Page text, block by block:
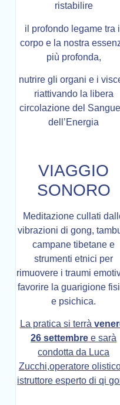
ristabilire
il profondo legame tra il
corpo e la nostra
più profonda,
nutrire gli organi e i
riattivando la libera
circolazione del
dell’Energia
VIAGGIO
SONORO
Meditazione cullati
vibrazioni di gong,
campane tibetane e
strumenti etnici per
rimuovere i traumi
favorire la guarigione
e psichica.
La pratica si terrà
26 settembre e sarà
condotta da Luca
Zucchi,operatore
istruttore esperto di qi